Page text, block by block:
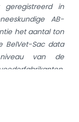
in
AB-
het aantal ton
BelVet-Sac data
van de